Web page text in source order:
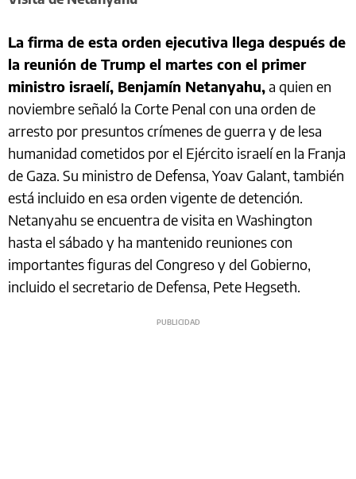
La firma de esta orden ejecutiva llega después de
la reunión de Trump el martes con el primer
ministro israelí, Benjamín Netanyahu,a quien en
noviembre señaló la Corte Penal con una orden de
arresto por presuntos crímenes de guerra y de lesa
humanidad cometidos por el Ejército israelí en la Franja
de Gaza. Su ministro de Defensa, Yoav Galant, también
está incluido en esa orden vigente de detención.
Netanyahu se encuentra de visita en Washington
hasta el sábado y ha mantenido reuniones con
importantes figuras del Congreso y del Gobierno,
incluido el secretario de Defensa, Pete Hegseth.